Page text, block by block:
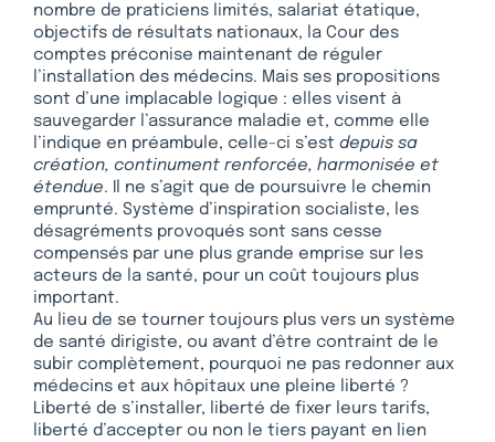
nombre de praticiens limités, salariat étatique,
objectifs de résultats nationaux, la Cour des
comptes préconise maintenant de réguler
l’installation des médecins. Mais ses propositions
sont d’une implacable logique : elles visent à
sauvegarder l’assurance maladie et, comme elle
l’indique en préambule, celle-ci s’est depuis sa
création, continument renforcée, harmonisée et
étendue. Il ne s’agit que de poursuivre le chemin
emprunté. Système d’inspiration socialiste, les
désagréments provoqués sont sans cesse
compensés par une plus grande emprise sur les
acteurs de la santé, pour un coût toujours plus
important.
Au lieu de se tourner toujours plus vers un système
de santé dirigiste, ou avant d’être contraint de le
subir complètement, pourquoi ne pas redonner aux
médecins et aux hôpitaux une pleine liberté ?
Liberté de s’installer, liberté de fixer leurs tarifs,
liberté d’accepter ou non le tiers payant en lien